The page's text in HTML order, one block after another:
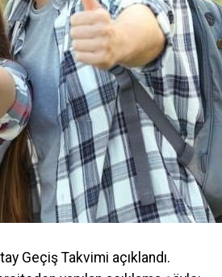
Geçiş Takvimi açıklandı.